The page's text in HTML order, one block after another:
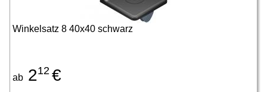
Winkelsatz 8 40x40 schwarz
ab 212 €